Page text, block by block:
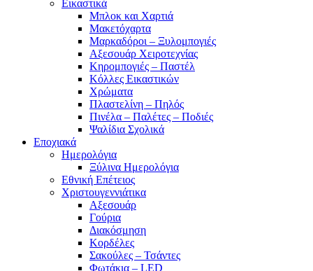
Εικαστικά
Μπλοκ και Χαρτιά
Μακετόχαρτα
Μαρκαδόροι – Ξυλομπογιές
Αξεσουάρ Χειροτεχνίας
Κηρομπογιές – Παστέλ
Κόλλες Εικαστικών
Χρώματα
Πλαστελίνη – Πηλός
Πινέλα – Παλέτες – Ποδιές
Ψαλίδια Σχολικά
Εποχιακά
Ημερολόγια
Ξύλινα Ημερολόγια
Εθνική Επέτειος
Χριστουγεννιάτικα
Αξεσουάρ
Γούρια
Διακόσμηση
Κορδέλες
Σακούλες – Τσάντες
Φωτάκια – LED